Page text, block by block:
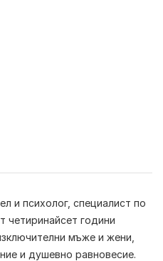
и психолог, специалист по
четиринайсет години
мъже и жени,
и душевно равновесие.